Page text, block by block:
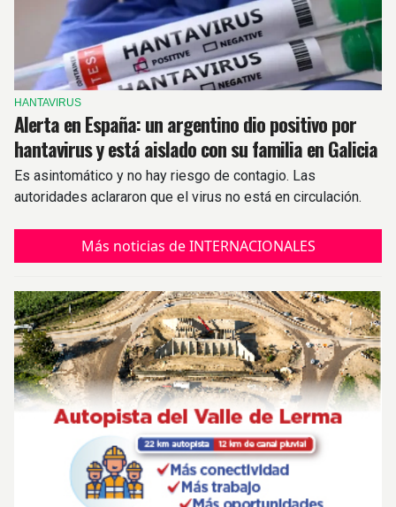
HANTAVIRUS
Alerta en España: un argentino dio positivo por
hantavirus y está aislado con su familia en Galicia
Es asintomático y no hay riesgo de contagio. Las
autoridades aclararon que el virus no está en circulación.
Más noticias de INTERNACIONALES